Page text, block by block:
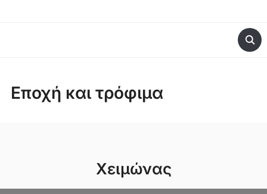
Εποχή και τρόφιμα
Χειμώνας